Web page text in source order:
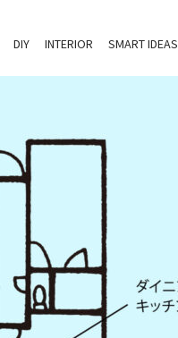
DIY INTERIOR SMART IDEAS